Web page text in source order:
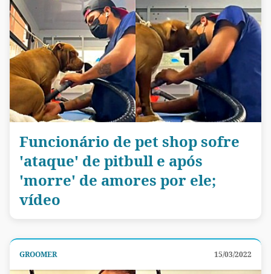
Funcionário de pet shop sofre
'ataque' de pitbull e após
'morre' de amores por ele;
vídeo
GROOMER 15/03/2022